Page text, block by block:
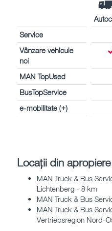
Service
Vânzare vehicule
noi
MAN TopUsed
BusTopService
e-mobilitate (+)
Locații din apropiere
MAN Truck & Bus
Lichtenberg - 8 km
MAN Truck & Bus
MAN Truck & Bus
Vertriebsregion Nord-